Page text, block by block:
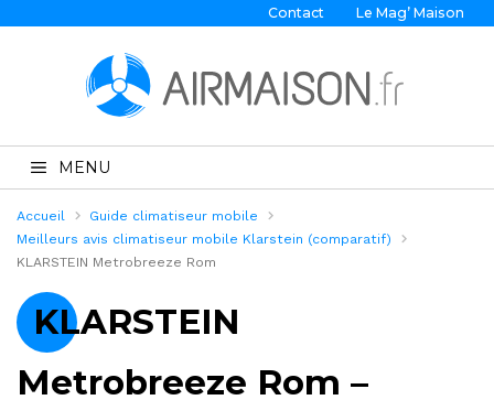
Contact Le Mag’ Maison
MENU
Accueil
Guide climatiseur mobile
Meilleurs avis climatiseur mobile Klarstein (comparatif)
KLARSTEIN Metrobreeze Rom
KLARSTEIN
Metrobreeze Rom –